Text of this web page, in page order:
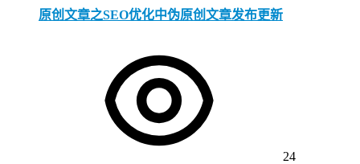
原创文章之SEO优化中伪原创文章发布更新
24